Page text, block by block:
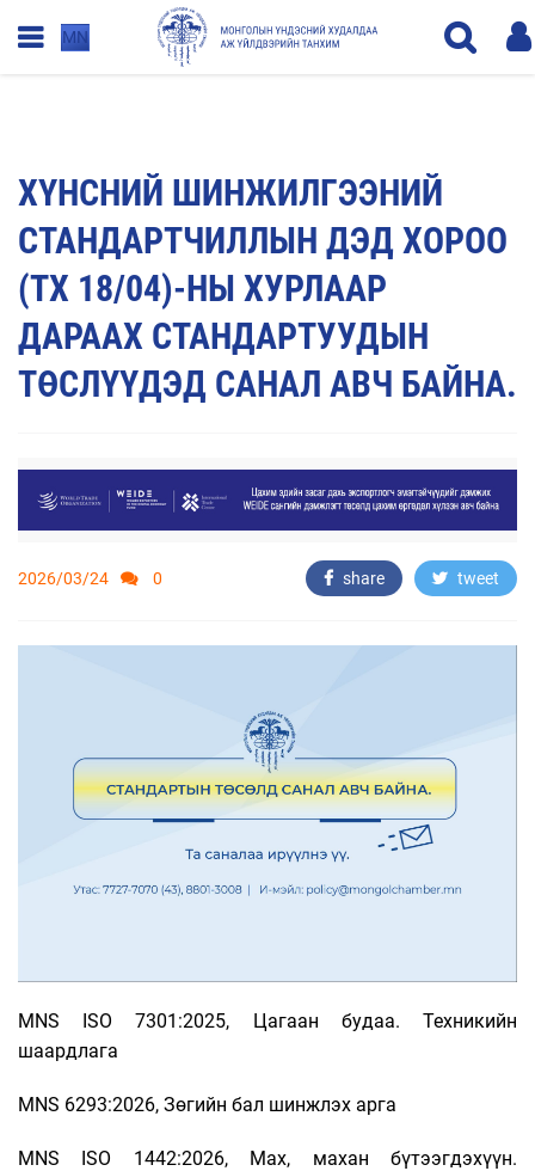
MN
ХҮНСНИЙ ШИНЖИЛГЭЭНИЙ
СТАНДАРТЧИЛЛЫН ДЭД ХОРОО
(ТХ 18/04)-НЫ ХУРЛААР
ДАРААХ СТАНДАРТУУДЫН
ТӨСЛҮҮДЭД САНАЛ АВЧ БАЙНА.
2026/03/24 0 share tweet
MNS ISO 7301:2025, Цагаан будаа. Техникийн
шаардлага
MNS 6293:2026, Зөгийн бал шинжлэх арга
MNS ISO 1442:2026, Мах, махан бүтээгдэхүүн.